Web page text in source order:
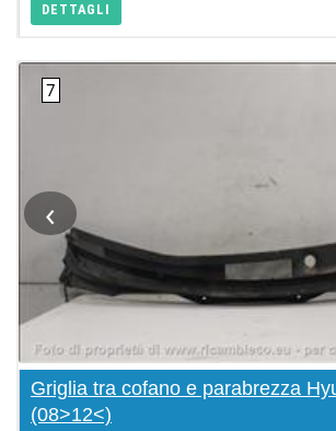
DETTAGLI
‹
Griglia tra cofano e parabrezza
(08>12<)